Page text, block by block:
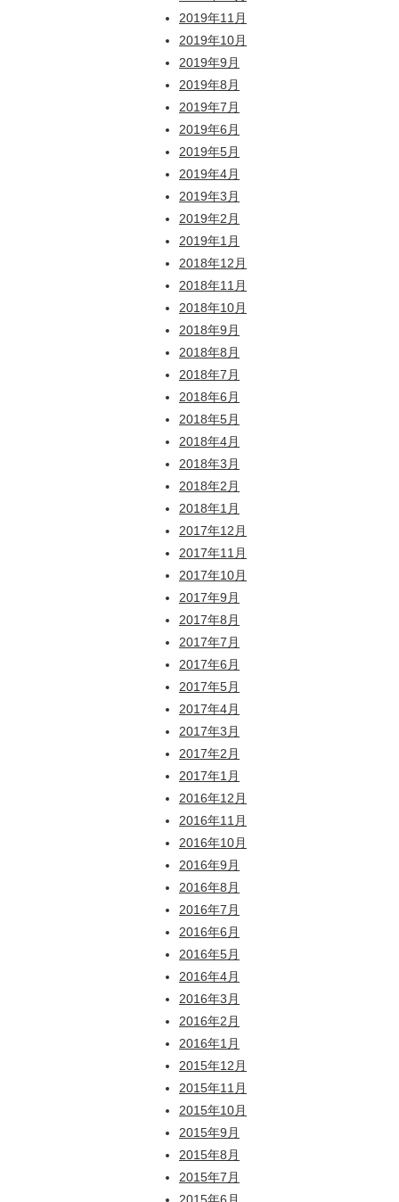
2019年11月
2019年10月
2019年9月
2019年8月
2019年7月
2019年6月
2019年5月
2019年4月
2019年3月
2019年2月
2019年1月
2018年12月
2018年11月
2018年10月
2018年9月
2018年8月
2018年7月
2018年6月
2018年5月
2018年4月
2018年3月
2018年2月
2018年1月
2017年12月
2017年11月
2017年10月
2017年9月
2017年8月
2017年7月
2017年6月
2017年5月
2017年4月
2017年3月
2017年2月
2017年1月
2016年12月
2016年11月
2016年10月
2016年9月
2016年8月
2016年7月
2016年6月
2016年5月
2016年4月
2016年3月
2016年2月
2016年1月
2015年12月
2015年11月
2015年10月
2015年9月
2015年8月
2015年7月